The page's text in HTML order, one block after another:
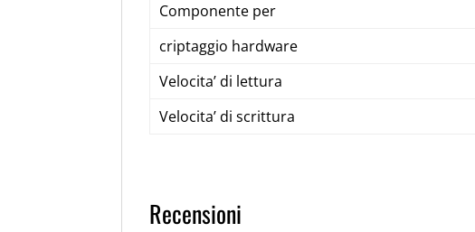
Componente per
criptaggio hardware
Velocita’ di lettura
Velocita’ di scrittura
Recensioni